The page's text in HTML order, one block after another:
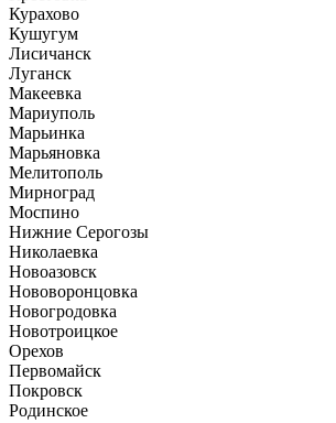
Курахово
Кушугум
Лисичанск
Луганск
Макеевка
Мариуполь
Марьинка
Марьяновка
Мелитополь
Мирноград
Моспино
Нижние Серогозы
Николаевка
Новоазовск
Нововоронцовка
Новогродовка
Новотроицкое
Орехов
Первомайск
Покровск
Родинское